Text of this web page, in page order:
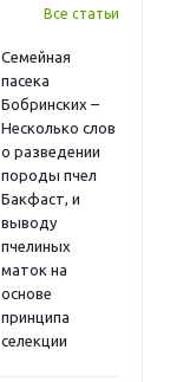
Все статьи
Семейная
пасека
Бобринских –
Несколько слов
о разведении
породы пчел
Бакфаст, и
выводу
пчелиных
маток на
основе
принципа
селекции